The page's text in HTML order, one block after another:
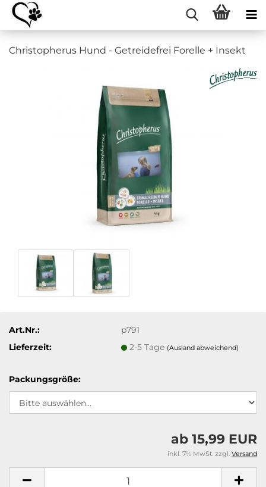
Christopherus Hund - Getreidefrei Forelle + Insekt
Art.Nr.:
p791
Lieferzeit:
2-5 Tage (Ausland abweichend)
Packungsgröße:
ab 15,99 EUR
inkl. 7% MwSt. zzgl. Versand